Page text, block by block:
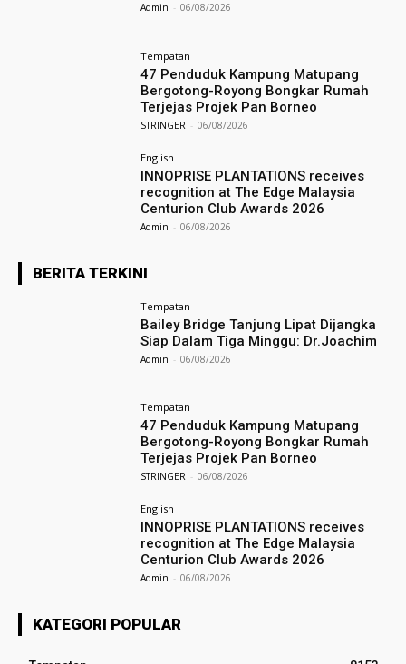
Admin - 06/08/2026
Tempatan
47 Penduduk Kampung Matupang
Bergotong-Royong Bongkar Rumah
Terjejas Projek Pan Borneo
STRINGER - 06/08/2026
English
INNOPRISE PLANTATIONS receives
recognition at The Edge Malaysia
Centurion Club Awards 2026
Admin - 06/08/2026
BERITA TERKINI
Tempatan
Bailey Bridge Tanjung Lipat Dijangka
Siap Dalam Tiga Minggu: Dr.Joachim
Admin - 06/08/2026
Tempatan
47 Penduduk Kampung Matupang
Bergotong-Royong Bongkar Rumah
Terjejas Projek Pan Borneo
STRINGER - 06/08/2026
English
INNOPRISE PLANTATIONS receives
recognition at The Edge Malaysia
Centurion Club Awards 2026
Admin - 06/08/2026
KATEGORI POPULAR